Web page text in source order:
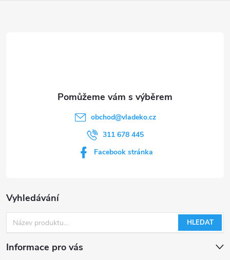
a
Vyhledávání
HLEDAT
Informace pro vás
obchod@vladeko.cz
311 678 445
Facebook stránka